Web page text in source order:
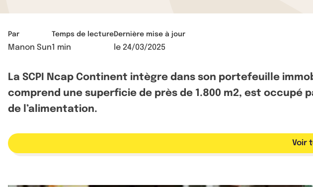
Par
Manon Sun
Temps de lecture
1 min
Dernière mise à jour
le 24/03/2025
La SCPI Ncap Continent intègre dans son portefeuille
comprend une superficie de près de 1.800 m2, est
de l’alimentation.
Voir